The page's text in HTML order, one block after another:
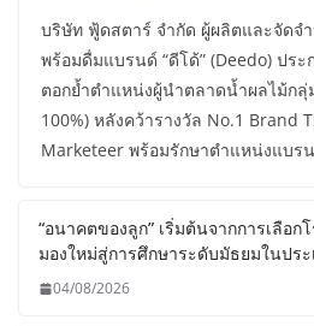
บริษัท ฟู้ดสตาร์ จำกัด ผู้ผลิตและจัด
พร้อมดื่มแบรนด์ “ดีโด้” (Deedo) ปร
ตอกย้ำตำแหน่งผู้นำตลาดน้ำผลไม้กลุ่
100%) หลังคว้ารางวัล No.1 Brand
Marketeer พร้อมรักษาตำแหน่งแบร
“อนาคตของลูก” เริ่มต้นจากการเลือก
มองใหม่สู่การศึกษาระดับมัธยมในปร
04/08/2026